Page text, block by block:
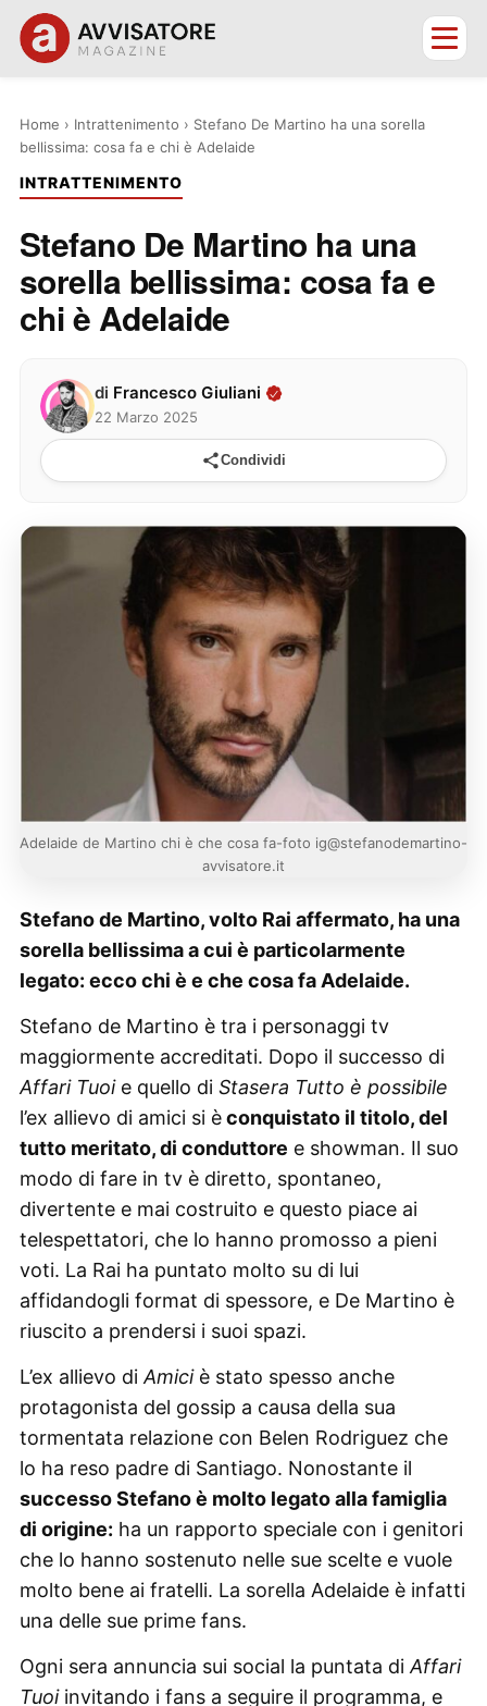
Home › Intrattenimento › Stefano De Martino ha una sorella
bellissima: cosa fa e chi è Adelaide
INTRATTENIMENTO
Stefano De Martino ha una
sorella bellissima: cosa fa e
chi è Adelaide
di Francesco Giuliani
22 Marzo 2025
Condividi
Adelaide de Martino chi è che cosa fa-foto ig@stefanodemartino-
avvisatore.it
Stefano de Martino, volto Rai affermato, ha una
sorella bellissima a cui è particolarmente
legato: ecco chi è e che cosa fa Adelaide.
Stefano de Martino è tra i personaggi tv
maggiormente accreditati. Dopo il successo di
Affari Tuoie quello di Stasera Tutto è possibile
l’ex allievo di amici si èconquistato il titolo, del
tutto meritato, di conduttore e showman. Il suo
modo di fare in tv è diretto, spontaneo,
divertente e mai costruito e questo piace ai
telespettatori, che lo hanno promosso a pieni
voti. La Rai ha puntato molto su di lui
affidandogli format di spessore, e De Martino è
riuscito a prendersi i suoi spazi.
L’ex allievo di Amiciè stato spesso anche
protagonista del gossip a causa della sua
tormentata relazione con Belen Rodriguez che
lo ha reso padre di Santiago. Nonostante il
successo Stefano è molto legato alla famiglia
di origine: ha un rapporto speciale con i genitori
che lo hanno sostenuto nelle sue scelte e vuole
molto bene ai fratelli. La sorella Adelaide è infatti
una delle sue prime fans.
Ogni sera annuncia sui social la puntata di Affari
Tuoiinvitando i fans a seguire il programma, e